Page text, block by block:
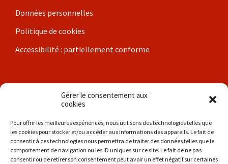
Gérer le consentement aux
cookies
Pour offrir les meilleures expériences, nous utilisons des technologies telles que
les cookies pour stocker et/ou accéder aux informations des appareils. Le fait de
consentir à ces technologies nous permettra de traiter des données telles que le
comportement de navigation ou les ID uniques sur ce site. Le fait de ne pas
consentir ou de retirer son consentement peut avoir un effet négatif sur certaines
Données personnelles
Politique de cookies
Accessibilité : partiellement conforme
Nos communes
Coulonges
Les Hérolles